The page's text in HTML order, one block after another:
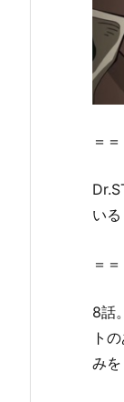
話
の
感
見
2.
D
S
O
N
E
＝
Dr.
い
＝
8話
ト
み